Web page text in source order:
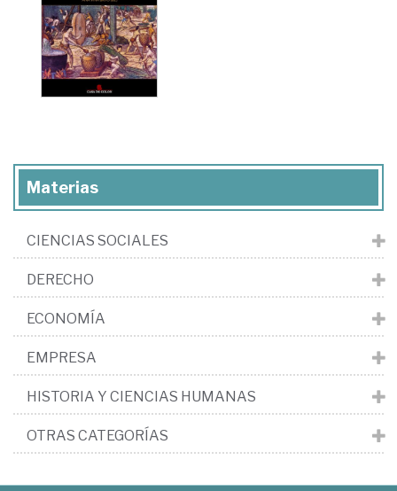
Materias
CIENCIAS SOCIALES
DERECHO
ECONOMÍA
EMPRESA
HISTORIA Y CIENCIAS HUMANAS
OTRAS CATEGORÍAS